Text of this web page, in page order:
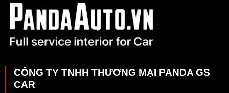
CÔNG TY TNHH THƯƠNG MẠI PANDA GS
CAR